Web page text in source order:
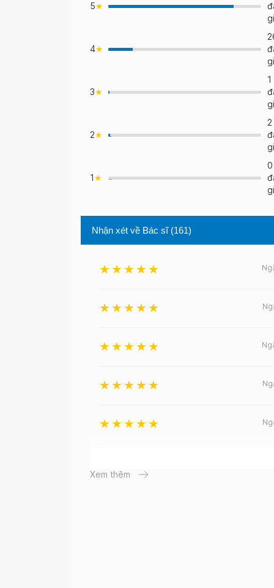
5
4 >
3 >
1
2 ">
2
1 ">
0
Nhận xét về Bác sĩ (161)
Xem thêm